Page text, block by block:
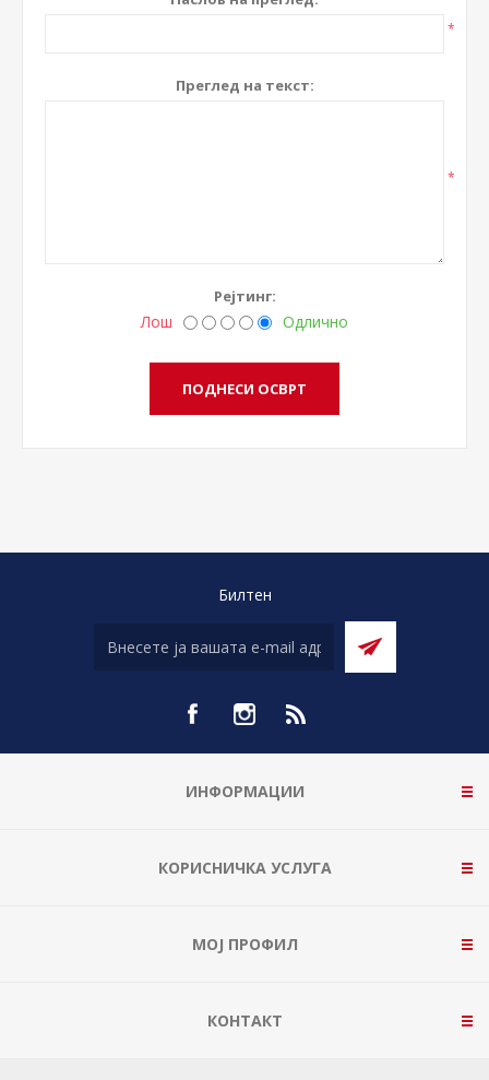
*
Преглед на текст:
*
Рејтинг:
Лош Одлично
Билтен
ИНФОРМАЦИИ
КОРИСНИЧКА УСЛУГА
МОЈ ПРОФИЛ
КОНТАКТ